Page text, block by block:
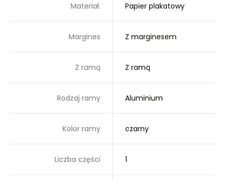
Materiał. Papier plakatowy
Margines Z marginesem
Z ramą Z ramą
Rodzaj ramy Aluminium
Kolor ramy czarny
Liczba części 1